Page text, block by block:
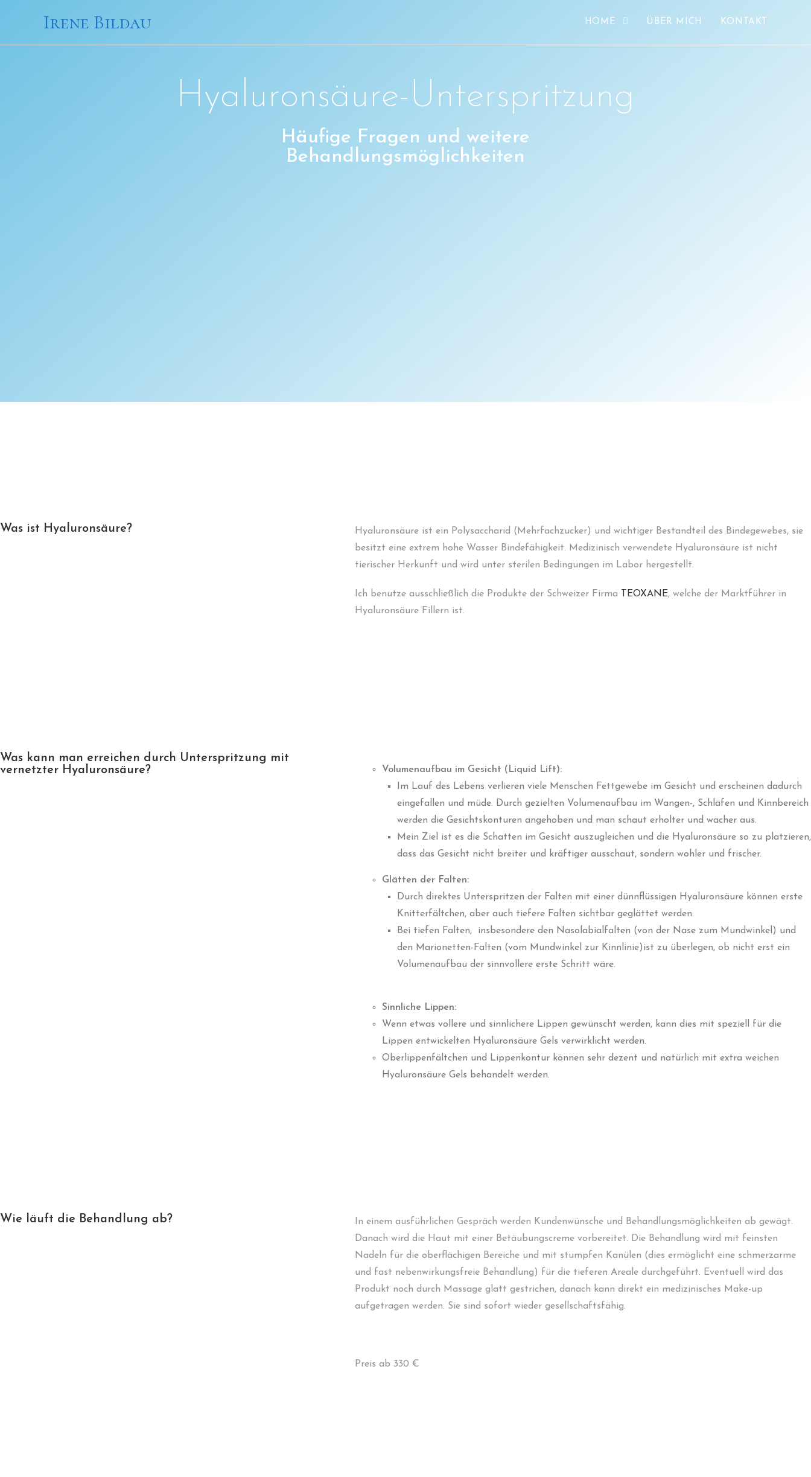
Irene Bildau HOME ÜBER MICH KONTAKT
Hyaluronsäure-Unterspritzung
Häufige Fragen und weitere
Behandlungsmöglichkeiten
Was ist Hyaluronsäure?
Hyaluronsäure ist ein Polysaccharid (Mehrfachzucker) und wichtiger Bestandteil des Bindegewebes, sie
besitzt eine extrem hohe Wasser Bindefähigkeit. Medizinisch verwendete Hyaluronsäure ist nicht
tierischer Herkunft und wird unter sterilen Bedingungen im Labor hergestellt.
Ich benutze ausschließlich die Produkte der Schweizer Firma TEOXANE, welche der Marktführer in
Hyaluronsäure Fillern ist.
Was kann man erreichen durch Unterspritzung mit
vernetzter Hyaluronsäure?
Volumenaufbau im Gesicht (Liquid Lift):
Im Lauf des Lebens verlieren viele Menschen Fettgewebe im Gesicht und erscheinen dadurch
eingefallen und müde. Durch gezielten Volumenaufbau im Wangen-, Schläfen und Kinnbereich
werden die Gesichtskonturen angehoben und man schaut erholter und wacher aus.
Mein Ziel ist es die Schatten im Gesicht auszugleichen und die Hyaluronsäure so zu platzieren,
dass das Gesicht nicht breiter und kräftiger ausschaut, sondern wohler und frischer.
Glätten der Falten:
Durch direktes Unterspritzen der Falten mit einer dünnflüssigen Hyaluronsäure können erste
Knitterfältchen, aber auch tiefere Falten sichtbar geglättet werden.
Bei tiefen Falten, insbesondere den Nasolabialfalten (von der Nase zum Mundwinkel) und
den Marionetten-Falten (vom Mundwinkel zur Kinnlinie)ist zu überlegen, ob nicht erst ein
Volumenaufbau der sinnvollere erste Schritt wäre.
Sinnliche Lippen:
Wenn etwas vollere und sinnlichere Lippen gewünscht werden, kann dies mit speziell für die
Lippen entwickelten Hyaluronsäure Gels verwirklicht werden.
Oberlippenfältchen und Lippenkontur können sehr dezent und natürlich mit extra weichen
Hyaluronsäure Gels behandelt werden.
Wie läuft die Behandlung ab?
In einem ausführlichen Gespräch werden Kundenwünsche und Behandlungsmöglichkeiten ab gewägt.
Danach wird die Haut mit einer Betäubungscreme vorbereitet. Die Behandlung wird mit feinsten
Nadeln für die oberflächigen Bereiche und mit stumpfen Kanülen (dies ermöglicht eine schmerzarme
und fast nebenwirkungsfreie Behandlung) für die tieferen Areale durchgeführt. Eventuell wird das
Produkt noch durch Massage glatt gestrichen, danach kann direkt ein medizinisches Make-up
aufgetragen werden. Sie sind sofort wieder gesellschaftsfähig.
Preis ab 330 €